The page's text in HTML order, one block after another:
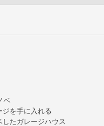
ベ
を手に入れる
たガレージハウス